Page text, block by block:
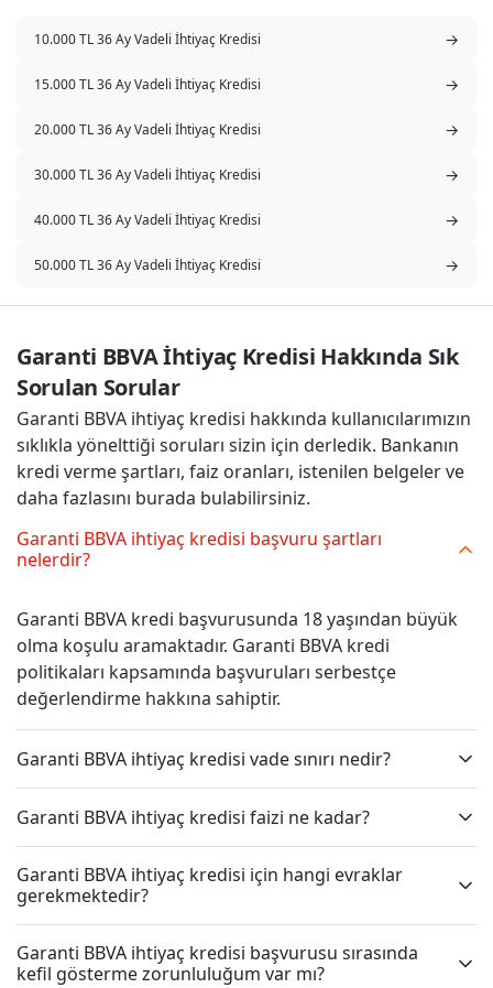
10.000 TL 36 Ay Vadeli İhtiyaç Kredisi →
15.000 TL 36 Ay Vadeli İhtiyaç Kredisi →
20.000 TL 36 Ay Vadeli İhtiyaç Kredisi →
30.000 TL 36 Ay Vadeli İhtiyaç Kredisi →
40.000 TL 36 Ay Vadeli İhtiyaç Kredisi →
50.000 TL 36 Ay Vadeli İhtiyaç Kredisi →
Garanti BBVA İhtiyaç Kredisi Hakkında Sık
Sorulan Sorular
Garanti BBVA ihtiyaç kredisi hakkında kullanıcılarımızın
sıklıkla yönelttiği soruları sizin için derledik. Bankanın
kredi verme şartları, faiz oranları, istenilen belgeler ve
daha fazlasını burada bulabilirsiniz.
Garanti BBVA ihtiyaç kredisi başvuru şartları
nelerdir?
Garanti BBVA kredi başvurusunda 18 yaşından büyük
olma koşulu aramaktadır. Garanti BBVA kredi
politikaları kapsamında başvuruları serbestçe
değerlendirme hakkına sahiptir.
Garanti BBVA ihtiyaç kredisi vade sınırı nedir?
Garanti BBVA ihtiyaç kredisi faizi ne kadar?
Garanti BBVA ihtiyaç kredisi için hangi evraklar
gerekmektedir?
Garanti BBVA ihtiyaç kredisi başvurusu sırasında
kefil gösterme zorunluluğum var mı?